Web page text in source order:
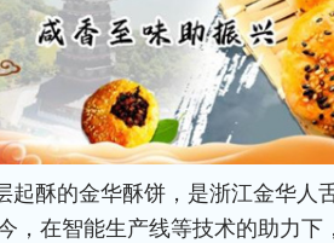
起酥的金华酥饼，是浙江金华人
，在智能生产线等技术的助力下